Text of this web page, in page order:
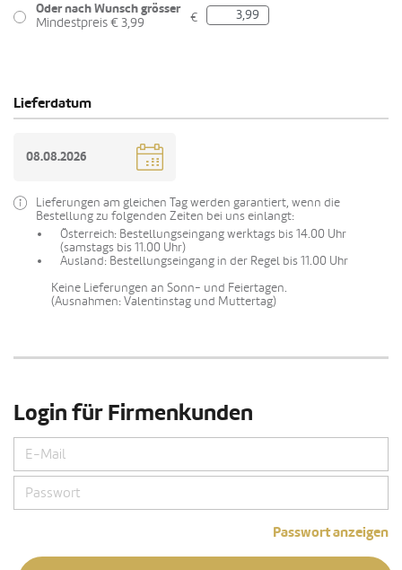
Oder nach Wunsch grösser
Mindestpreis € 3,99
€
Lieferdatum
Lieferungen am gleichen Tag werden garantiert, wenn die
Bestellung zu folgenden Zeiten bei uns einlangt:
Österreich: Bestellungseingang werktags bis 14.00 Uhr
(samstags bis 11.00 Uhr)
Ausland: Bestellungseingang in der Regel bis 11.00 Uhr
Keine Lieferungen an Sonn- und Feiertagen.
(Ausnahmen: Valentinstag und Muttertag)
Login für Firmenkunden
Passwort anzeigen